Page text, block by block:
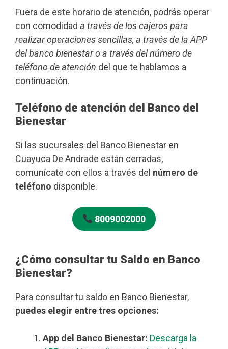
Fuera de este horario de atención, podrás operar
con comodidad a través de los cajeros para
realizar operaciones sencillas, a través de la APP
del banco bienestar o a través del número de
teléfono de atención del que te hablamos a
continuación.
Teléfono de atención del Banco del
Bienestar
Si las sucursales del Banco Bienestar en
Cuayuca De Andrade están cerradas,
comunícate con ellos a través del número de
teléfono disponible.
8009002000
¿Cómo consultar tu Saldo en Banco
Bienestar?
Para consultar tu saldo en Banco Bienestar,
puedes elegir entre tres opciones:
App del Banco Bienestar: Descarga la